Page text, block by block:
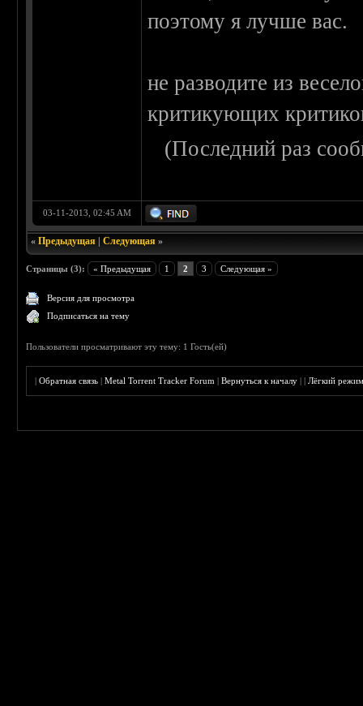
поэтому я лучше вас.
не разводите из
критикующих
(Последний раз
03-11-2013, 02:45 AM
«Предыдущая |Следующая »
Страницы (3): « Предыдущая 1 2 3 Следующая »
Версия для просмотра
Подписаться на тему
Пользователи просматривают эту тему: 1 Гость(ей)
|Обратная связь |Metal Torrent Tracker Forum |Вернуться к началу ||Лёгкий